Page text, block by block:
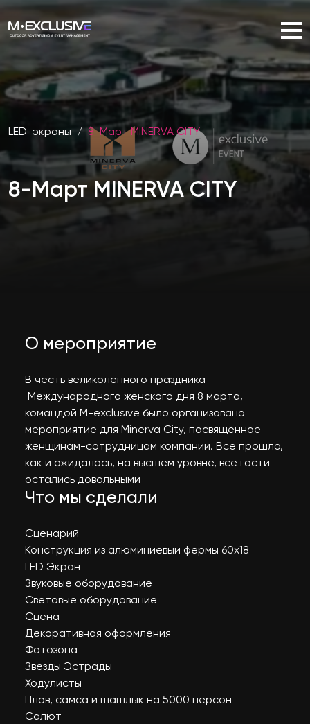
LED-экраны / 8-Март MINERVA CITY
8-Март MINERVA CITY
О мероприятие
В честь великолепного праздника -
Международного женского дня 8 марта,
командой M-exclusive было организовано
мероприятие для Minerva City, посвящённое
женщинам-сотрудницам компании. Всё прошло,
как и ожидалось, на высшем уровне, все гости
остались довольными
Что мы сделали
Сценарий
Конструкция из алюминиевый фермы 60х18
LED Экран
Звуковые оборудование
Световые оборудование
Сцена
Декоративная оформления
Фотозона
Звезды Эстрады
Ходулисты
Плов, самса и шашлык на 5000 персон
Салют